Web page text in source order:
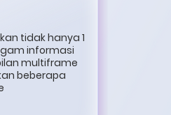
tidak hanya 1
informasi
multiframe
beberapa